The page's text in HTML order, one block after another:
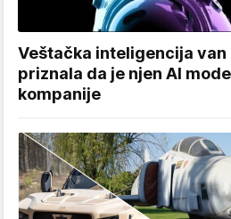
Veštačka inteligencija van
priznala da je njen AI
kompanije